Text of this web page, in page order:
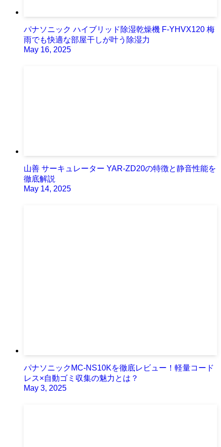
パナソニック ハイブリッド除湿乾燥機 F-YHVX120 梅
雨でも快適な部屋干しが叶う除湿力
May 16, 2025
山善 サーキュレーター YAR-ZD20の特徴と静音性能を
徹底解説
May 14, 2025
パナソニックMC-NS10Kを徹底レビュー！軽量コード
レス×自動ゴミ収集の魅力とは？
May 3, 2025